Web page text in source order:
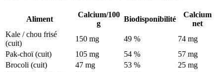
Aliment
Calcium/100
g
Biodisponibilité
Calcium
net
Kale / chou frisé
(cuit)
150 mg 49 %
74 mg
Pak-choï (cuit)
105 mg 54 %
57 mg
Brocoli (cuit)
47 mg 53 %
25 mg